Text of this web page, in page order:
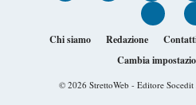
Chi siamo Redazione
Cambia
© 2026 StrettoWeb - Editore